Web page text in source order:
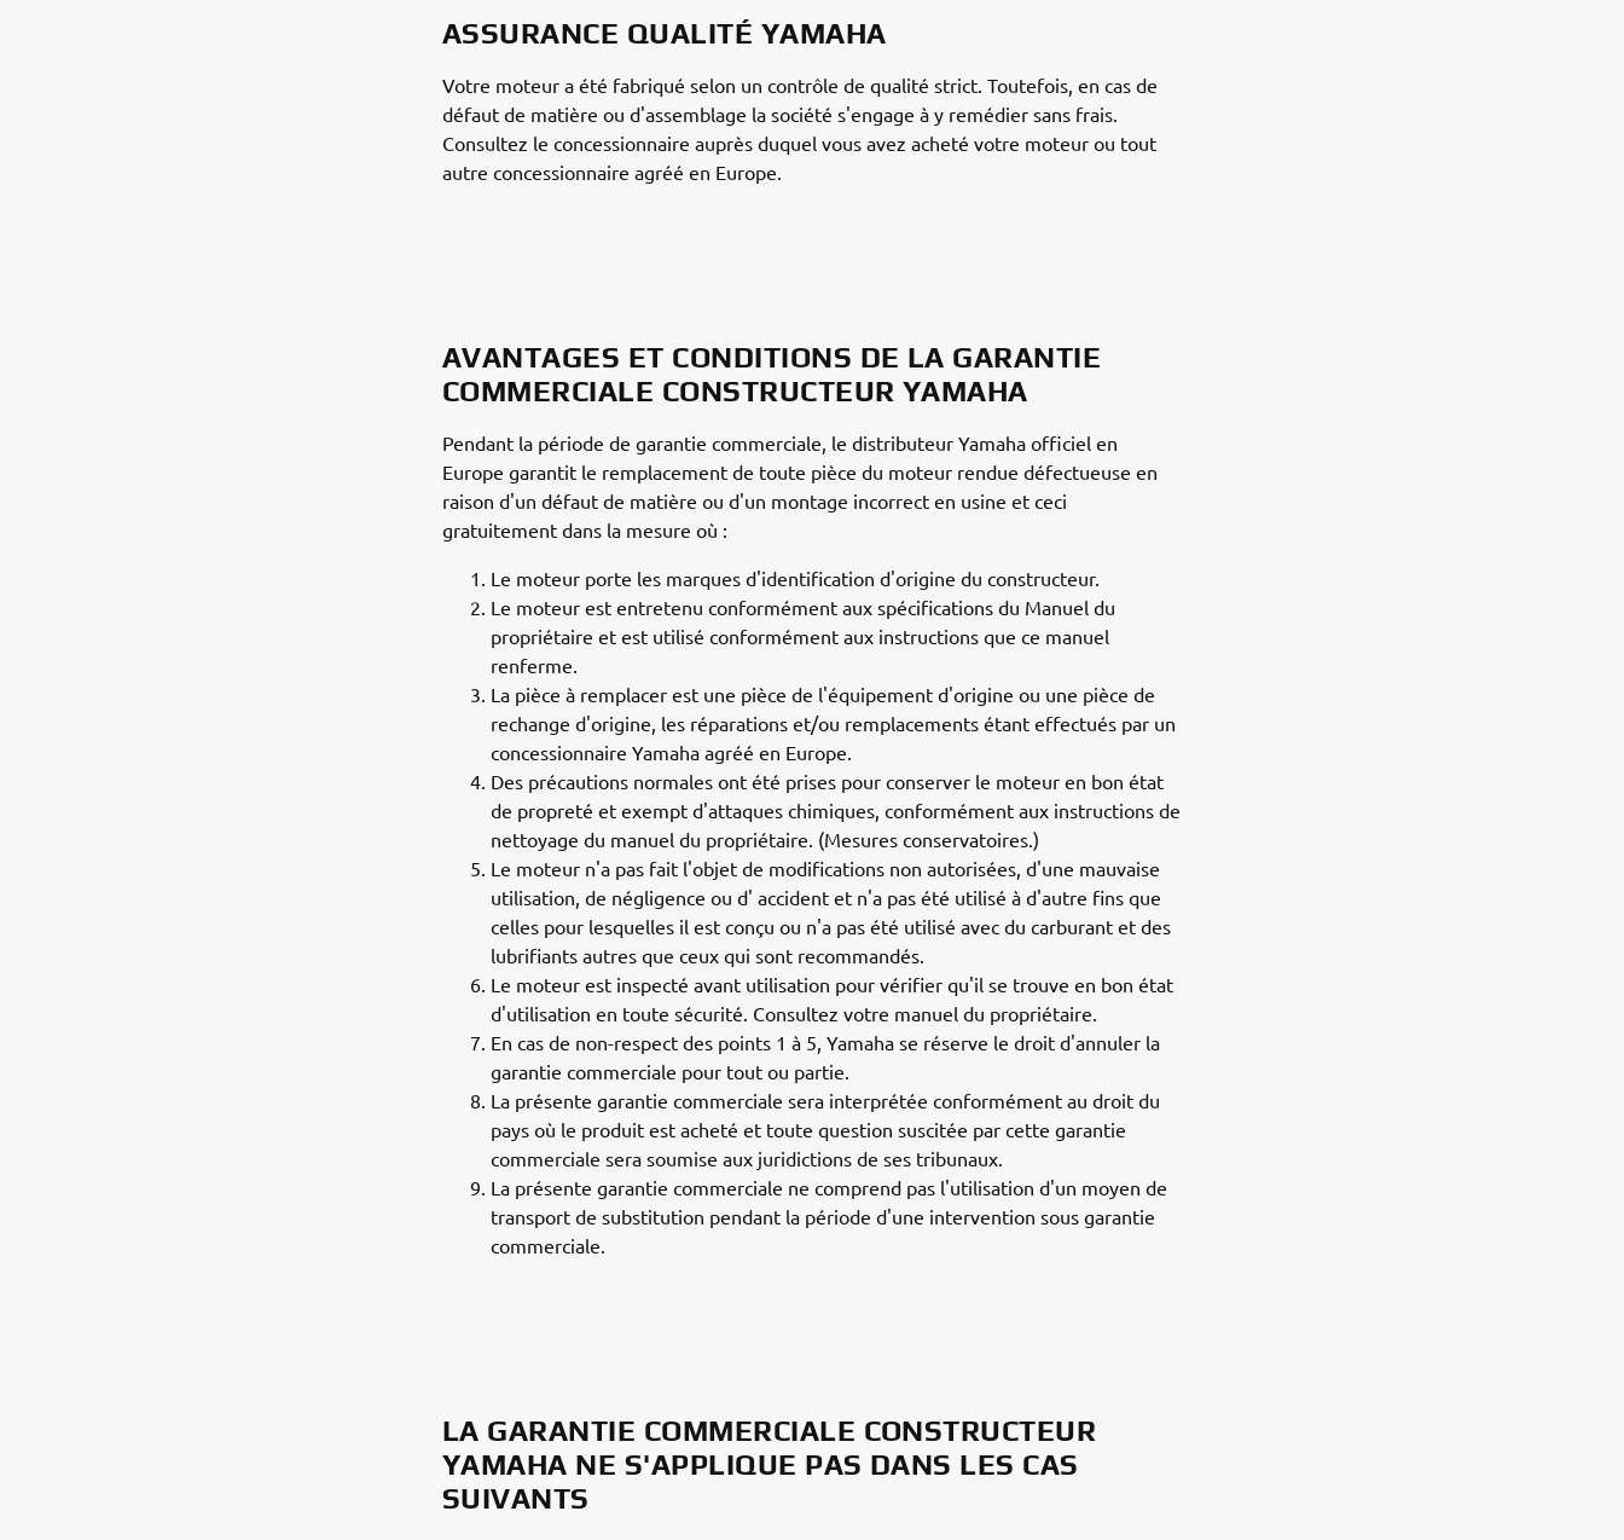
ASSURANCE QUALITÉ YAMAHA
Votre moteur a été fabriqué selon un contrôle de qualité strict. Toutefois, en cas de
défaut de matière ou d'assemblage la société s'engage à y remédier sans frais.
Consultez le concessionnaire auprès duquel vous avez acheté votre moteur ou tout
autre concessionnaire agréé en Europe.
AVANTAGES ET CONDITIONS DE LA GARANTIE
COMMERCIALE CONSTRUCTEUR YAMAHA
Pendant la période de garantie commerciale, le distributeur Yamaha officiel en
Europe garantit le remplacement de toute pièce du moteur rendue défectueuse en
raison d'un défaut de matière ou d'un montage incorrect en usine et ceci
gratuitement dans la mesure où :
Le moteur porte les marques d'identification d'origine du constructeur.
Le moteur est entretenu conformément aux spécifications du Manuel du
propriétaire et est utilisé conformément aux instructions que ce manuel
renferme.
La pièce à remplacer est une pièce de l'équipement d'origine ou une pièce de
rechange d'origine, les réparations et/ou remplacements étant effectués par un
concessionnaire Yamaha agréé en Europe.
Des précautions normales ont été prises pour conserver le moteur en bon état
de propreté et exempt d'attaques chimiques, conformément aux instructions de
nettoyage du manuel du propriétaire. (Mesures conservatoires.)
Le moteur n'a pas fait l'objet de modifications non autorisées, d'une mauvaise
utilisation, de négligence ou d' accident et n'a pas été utilisé à d'autre fins que
celles pour lesquelles il est conçu ou n'a pas été utilisé avec du carburant et des
lubrifiants autres que ceux qui sont recommandés.
Le moteur est inspecté avant utilisation pour vérifier qu'il se trouve en bon état
d'utilisation en toute sécurité. Consultez votre manuel du propriétaire.
En cas de non-respect des points 1 à 5, Yamaha se réserve le droit d'annuler la
garantie commerciale pour tout ou partie.
La présente garantie commerciale sera interprétée conformément au droit du
pays où le produit est acheté et toute question suscitée par cette garantie
commerciale sera soumise aux juridictions de ses tribunaux.
La présente garantie commerciale ne comprend pas l'utilisation d'un moyen de
transport de substitution pendant la période d'une intervention sous garantie
commerciale.
LA GARANTIE COMMERCIALE CONSTRUCTEUR
YAMAHA NE S'APPLIQUE PAS DANS LES CAS
SUIVANTS